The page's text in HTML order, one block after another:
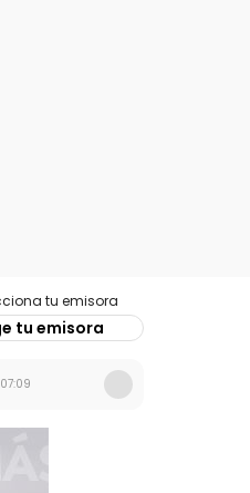
tu emisora
tu emisora
07:09